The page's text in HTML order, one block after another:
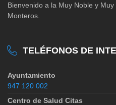
Bienvenido a la Muy Noble y
Monteros.
TELÉFONOS DE
Ayuntamiento
947 120 002
Centro de Salud Citas